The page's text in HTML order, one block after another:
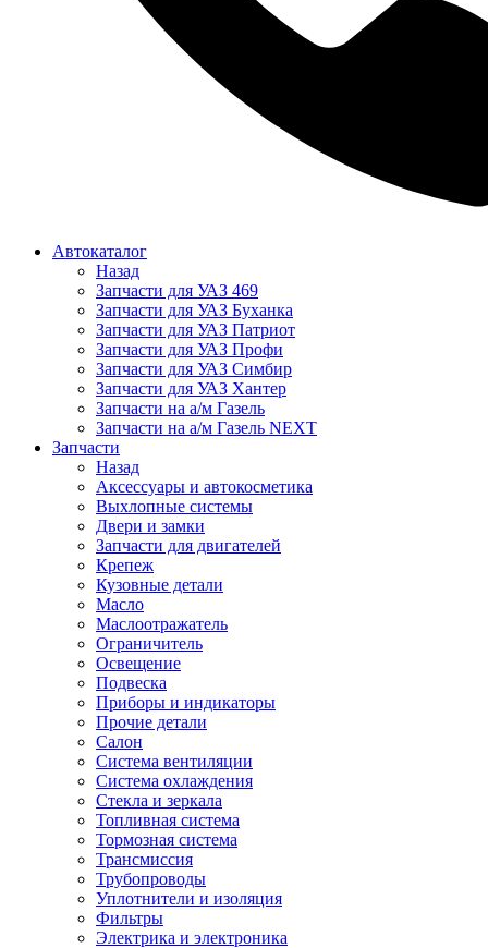
Автокаталог
Назад
Запчасти для УАЗ 469
Запчасти для УАЗ Буханка
Запчасти для УАЗ Патриот
Запчасти для УАЗ Профи
Запчасти для УАЗ Симбир
Запчасти для УАЗ Хантер
Запчасти на а/м Газель
Запчасти на а/м Газель NEXT
Запчасти
Назад
Аксессуары и автокосметика
Выхлопные системы
Двери и замки
Запчасти для двигателей
Крепеж
Кузовные детали
Масло
Маслоотражатель
Ограничитель
Освещение
Подвеска
Приборы и индикаторы
Прочие детали
Салон
Система вентиляции
Система охлаждения
Стекла и зеркала
Топливная система
Тормозная система
Трансмиссия
Трубопроводы
Уплотнители и изоляция
Фильтры
Электрика и электроника